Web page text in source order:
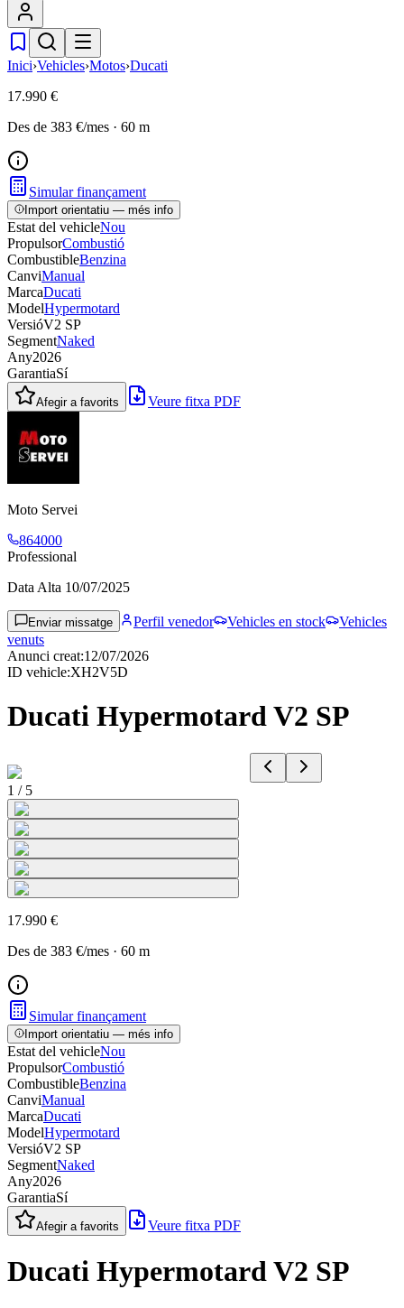
Inici›Vehicles›Motos›Ducati
17.990 €
Des de 383 €/mes · 60 m
Simular finançament
Import orientatiu — més info
Estat del vehicleNou
PropulsorCombustió
CombustibleBenzina
CanviManual
MarcaDucati
ModelHypermotard
VersióV2 SP
SegmentNaked
Any2026
GarantiaSí
Afegir a favorits Veure fitxa PDF
Moto Servei
864000
Professional
Data Alta 10/07/2025
Enviar missatge Perfil venedor Vehicles en stock
Vehicles
venuts
Anunci creat:12/07/2026
ID vehicle:XH2V5D
Ducati Hypermotard V2 SP
1 / 5
17.990 €
Des de 383 €/mes · 60 m
Simular finançament
Import orientatiu — més info
Estat del vehicleNou
PropulsorCombustió
CombustibleBenzina
CanviManual
MarcaDucati
ModelHypermotard
VersióV2 SP
SegmentNaked
Any2026
GarantiaSí
Afegir a favorits Veure fitxa PDF
Ducati Hypermotard V2 SP